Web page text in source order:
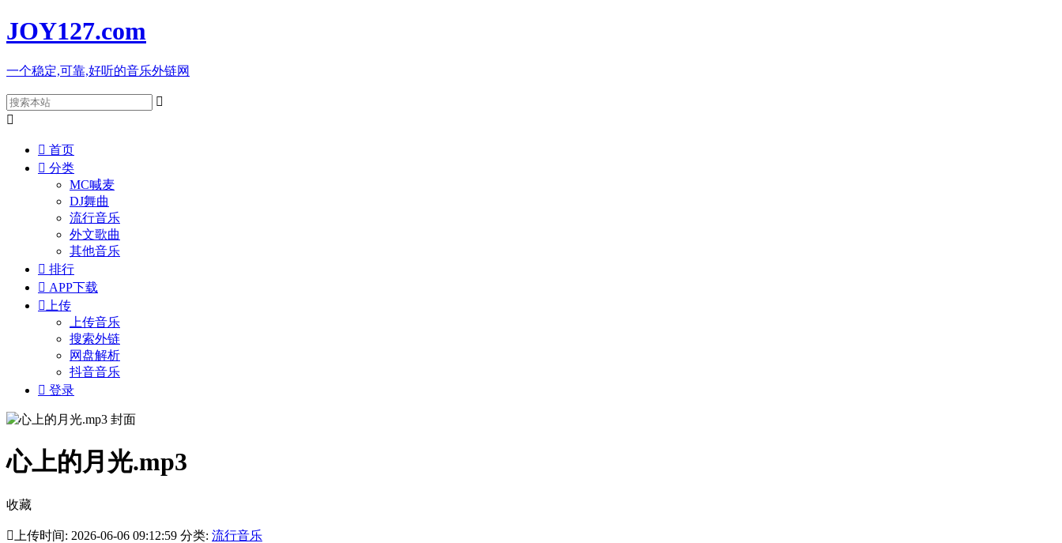
JOY127.com
一个稳定,可靠,好听的音乐外链网


 首页
 分类
MC喊麦
DJ舞曲
流行音乐
外文歌曲
其他音乐
 排行
 APP下载
 上传
上传音乐
搜索外链
网盘解析
抖音音乐
 登录
心上的月光.mp3
收藏
 上传时间: 2026-06-06 09:12:59 分类: 流行音乐